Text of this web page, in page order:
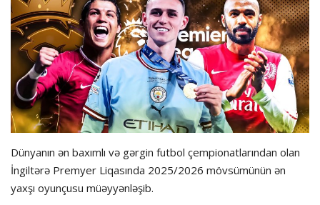
Hadisə
Olimpiada
Layihə
Formula 1
İdman növləri
Dünyanın ən baxımlı və gərgin futbol çempionatlarından olan
İngiltərə Premyer Liqasında 2025/2026 mövsümünün ən
yaxşı oyunçusu müəyyənləşib.